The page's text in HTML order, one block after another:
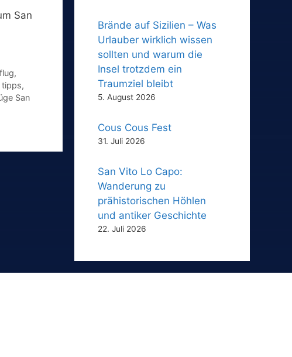
San
,
tipps,
San
Brände auf Sizilien – Was
Urlauber wirklich wissen
sollten und warum die
Insel trotzdem ein
Traumziel bleibt
5. August 2026
Cous Cous Fest
31. Juli 2026
San Vito Lo Capo:
Wanderung zu
prähistorischen Höhlen
und antiker Geschichte
22. Juli 2026